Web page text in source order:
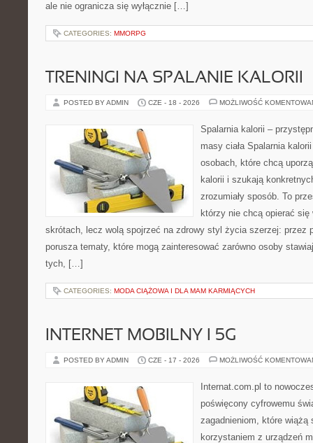
ale nie ogranicza się wyłącznie […]
CATEGORIES: MMORPG
TRENINGI NA SPALANIE KALORII
POSTED BY ADMIN CZE - 18 - 2026 MOŻLIWOŚĆ
Spalarnia kalorii –
masy ciała Spalarnia
osobach, które chcą
kalorii i szukają
zrozumiały sposób. To
którzy nie chcą opierać się
skrótach, lecz wolą spojrzeć na zdrowy styl życia szerzej: przez
porusza tematy, które mogą zainteresować zarówno osoby
tych, […]
CATEGORIES: MODA CIĄŻOWA I DLA MAM KARMIĄCYCH
INTERNET MOBILNY I 5G
POSTED BY ADMIN CZE - 17 - 2026 MOŻLIWOŚĆ
Internat.com.pl to
poświęcony cyfrowemu
zagadnieniom, które wiążą
korzystaniem z urządzeń